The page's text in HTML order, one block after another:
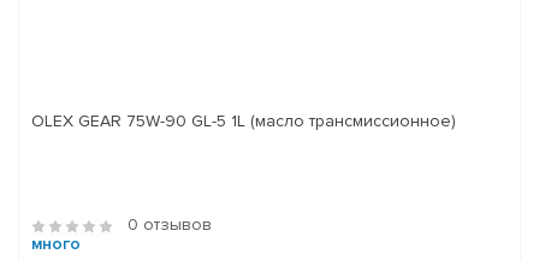
OLEX GEAR 75W-90 GL-5 1L (масло трансмиссионное)
0 отзывов
много